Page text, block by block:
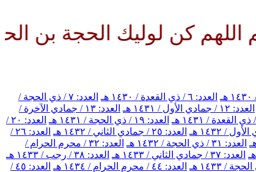
كن لوليك الحجة بن الحسن
العدد: ٦ / ذي القعدة / ١٤٣٠ هـ
العدد: ٧ / ذي الحجة /
العدد: ١٢ / جمادي الأول / ١٤٣١ هـ
العدد: ١٣ / جمادي الآخرة /
العدد: ١٩ / ذي الحجة / ١٤٣١ هـ
العدد: ٢٠ /
العدد: ٢٥ / جمادي الثاني / ١٤٣٢ هـ
العدد: ٢٦ /
العدد: ٣١ / ذي الحجة / ١٤٣٢ هـ
العدد: ٣٢ / محرم الحرام /
العدد: ٣٧ / جمادي الثاني / ١٤٣٣ هـ
العدد: ٣٨ / رجب / ١٤٣٣ هـ
العدد: ٤٤ / محرم الحرام / ١٤٣٤ هـ
العدد: ٤٥ /